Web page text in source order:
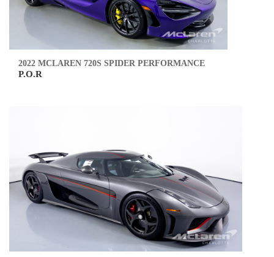
2022 MCLAREN 720S SPIDER PERFORMANCE
P.O.R